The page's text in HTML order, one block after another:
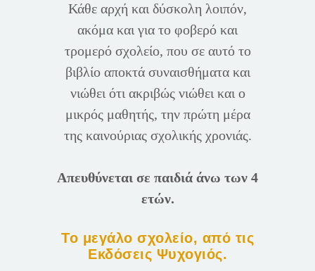
Κάθε αρχή και δύσκολη λοιπόν,
ακόμα και για το φοβερό και
τρομερό σχολείο, που σε αυτό το
βιβλίο αποκτά συναισθήματα και
νιώθει ότι ακριβώς νιώθει και ο
μικρός μαθητής, την πρώτη μέρα
της καινούριας σχολικής χρονιάς.
Απευθύνεται σε παιδιά άνω των 4
ετών.
Το μεγάλο σχολείο, από τις
Εκδόσεις Ψυχογιός.